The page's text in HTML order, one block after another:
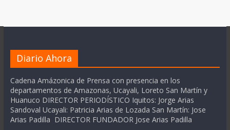
Diario Ahora
Cadena Amázonica de Prensa con presencia en los
departamentos de Amazonas, Ucayali, Loreto San Martín y
Huanuco DIRECTOR PERIODÍSTICO Iquitos: Jorge Arias
Sandoval Ucayali: Patricia Arias de Lozada San Martín: Jose
Arias Padilla DIRECTOR FUNDADOR Jose Arias Padilla